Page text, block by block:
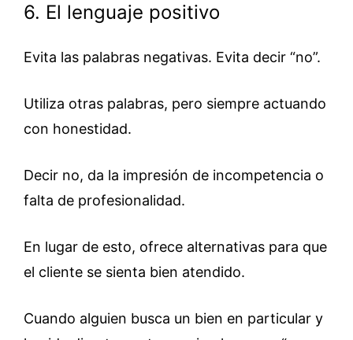
6. El lenguaje positivo
Evita las palabras negativas. Evita decir “no”.
Utiliza otras palabras, pero siempre actuando
con honestidad.
Decir no, da la impresión de incompetencia o
falta de profesionalidad.
En lugar de esto, ofrece alternativas para que
el cliente se sienta bien atendido.
Cuando alguien busca un bien en particular y